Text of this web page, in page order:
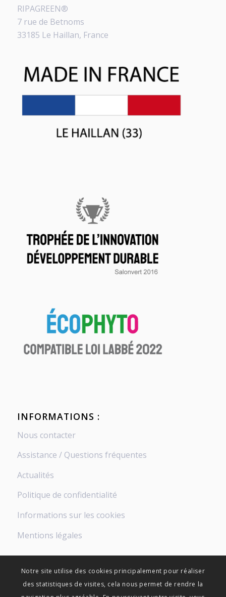
RIPAGREEN®
7 rue de Betnoms
33185 Le Haillan, France
INFORMATIONS :
Nous contacter
Assistance / Questions fréquentes
Actualités
Politique de confidentialité
Informations sur les cookies
Mentions légales
Notre site utilise des cookies principalement pour réaliser
des statistiques de visites, cela nous permet de rendre la